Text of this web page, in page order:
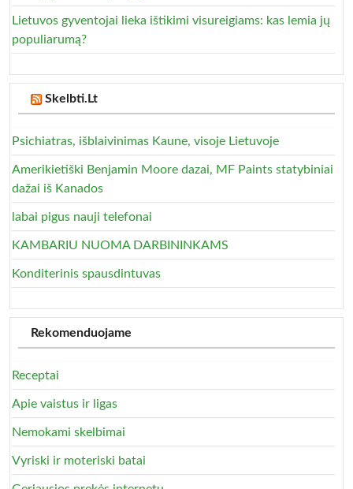
Lietuvos gyventojai lieka ištikimi visureigiams: kas lemia jų
populiarumą?
Skelbti.Lt
Psichiatras, išblaivinimas Kaune, visoje Lietuvoje
Amerikietiški Benjamin Moore dazai, MF Paints statybiniai
dažai iš Kanados
labai pigus nauji telefonai
KAMBARIU NUOMA DARBININKAMS
Konditerinis spausdintuvas
Rekomenduojame
Receptai
Apie vaistus ir ligas
Nemokami skelbimai
Vyriski ir moteriski batai